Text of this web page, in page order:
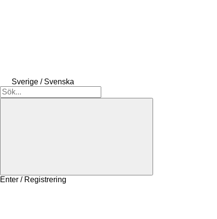
Sverige / Svenska
Enter / Registrering